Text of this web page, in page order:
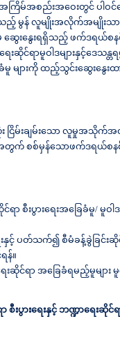
ြိမ်အစည်းအဝေးတွင် ပါဝင်ဆွ
ည့် မွန် လူမျိုးအလိုက်အမျိုးသ
မှ ဆွေးနွေးရရှိသည့် ဖက်ဒရယ်စ
ေးဆိုင်ရာမူဝါဒများနှင့်ဒေသန္တ
မူ များကို ထည့်သွင်းဆွေးနွေး
း ငြိမ်းချမ်းသော လူမှုအသိုက်အ
အတွက် စစ်မှန်သောဖက်ဒရယ်စန
ာ စီးပွားရေးအခြေခံမူ/ မူဝါ
နှင့် ပတ်သက်၍ စီမံခန့်ခွဲခြင်းဆို
န်။
းဆိုင်ရာ အခြေခံရမည့်မူများ မူဝ
ပွားရေးနှင့် ဘဏ္ဍာရေးဆိုင်ရာ